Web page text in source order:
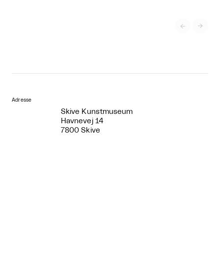
 
Adresse
Skive Kunstmuseum
Havnevej 14
7800 Skive